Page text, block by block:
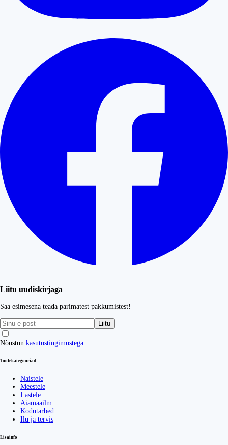
Liitu uudiskirjaga
Saa esimesena teada parimatest pakkumistest!
Liitu
Nõustun kasutustingimustega
Tootekategooriad
Naistele
Meestele
Lastele
Aiamaailm
Kodutarbed
Ilu ja tervis
Lisainfo